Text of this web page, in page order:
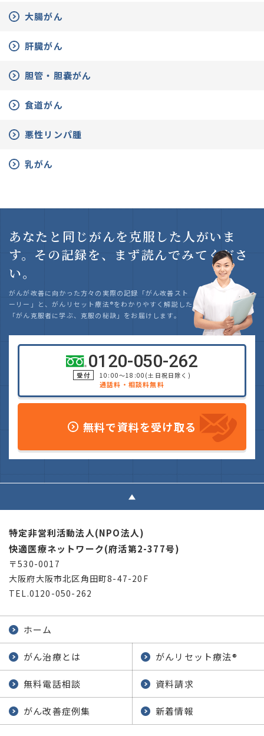
大腸がん
肝臓がん
胆管・胆嚢がん
食道がん
悪性リンパ腫
乳がん
あなたと同じがんを克服した人がいま
す。 その記録を、まず読んでみてくださ
い。
がんが改善に向かった方々の実際の記録「がん改善スト
ーリー」と、がんリセット療法®をわかりやすく解説した
「がん克服者に学ぶ、克服の秘訣」をお届けします。
0120-050-262
受付 10:00～18:00(土日祝日除く)
通話料・相談料無料
無料で資料を受け取る
特定非営利活動法人(NPO法人)
快適医療ネットワーク(府活第2-377号)
〒530-0017
大阪府大阪市北区角田町8-47-20F
TEL.0120-050-262
ホーム
がん治療とは がんリセット療法®
無料電話相談 資料請求
がん改善症例集 新着情報